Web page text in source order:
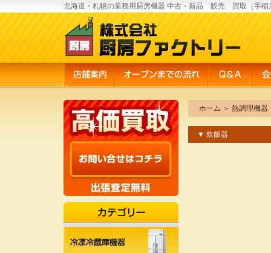
北海道・札幌の業務用厨房機器 中古・新品 販売 買取（手稲
ホーム ＞ 熱調理機器
▼ 炊飯器